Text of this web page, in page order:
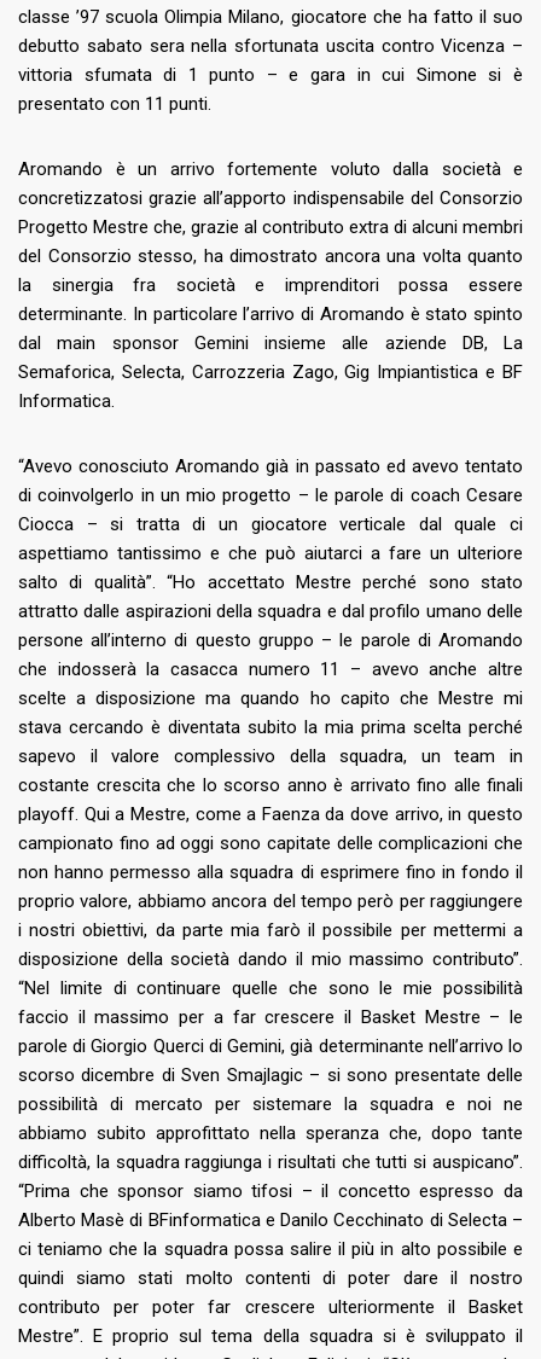
classe ’97 scuola Olimpia Milano, giocatore che ha fatto il suo
debutto sabato sera nella sfortunata uscita contro Vicenza –
vittoria sfumata di 1 punto – e gara in cui Simone si è
presentato con 11 punti.
Aromando è un arrivo fortemente voluto dalla società e
concretizzatosi grazie all’apporto indispensabile del Consorzio
Progetto Mestre che, grazie al contributo extra di alcuni membri
del Consorzio stesso, ha dimostrato ancora una volta quanto
la sinergia fra società e imprenditori possa essere
determinante. In particolare l’arrivo di Aromando è stato spinto
dal main sponsor Gemini insieme alle aziende DB, La
Semaforica, Selecta, Carrozzeria Zago, Gig Impiantistica e BF
Informatica.
“Avevo conosciuto Aromando già in passato ed avevo tentato
di coinvolgerlo in un mio progetto – le parole di coach Cesare
Ciocca – si tratta di un giocatore verticale dal quale ci
aspettiamo tantissimo e che può aiutarci a fare un ulteriore
salto di qualità”. “Ho accettato Mestre perché sono stato
attratto dalle aspirazioni della squadra e dal profilo umano delle
persone all’interno di questo gruppo – le parole di Aromando
che indosserà la casacca numero 11 – avevo anche altre
scelte a disposizione ma quando ho capito che Mestre mi
stava cercando è diventata subito la mia prima scelta perché
sapevo il valore complessivo della squadra, un team in
costante crescita che lo scorso anno è arrivato fino alle finali
playoff. Qui a Mestre, come a Faenza da dove arrivo, in questo
campionato fino ad oggi sono capitate delle complicazioni che
non hanno permesso alla squadra di esprimere fino in fondo il
proprio valore, abbiamo ancora del tempo però per raggiungere
i nostri obiettivi, da parte mia farò il possibile per mettermi a
disposizione della società dando il mio massimo contributo”.
“Nel limite di continuare quelle che sono le mie possibilità
faccio il massimo per a far crescere il Basket Mestre – le
parole di Giorgio Querci di Gemini, già determinante nell’arrivo lo
scorso dicembre di Sven Smajlagic – si sono presentate delle
possibilità di mercato per sistemare la squadra e noi ne
abbiamo subito approfittato nella speranza che, dopo tante
difficoltà, la squadra raggiunga i risultati che tutti si auspicano”.
“Prima che sponsor siamo tifosi – il concetto espresso da
Alberto Masè di BFinformatica e Danilo Cecchinato di Selecta –
ci teniamo che la squadra possa salire il più in alto possibile e
quindi siamo stati molto contenti di poter dare il nostro
contributo per poter far crescere ulteriormente il Basket
Mestre”. E proprio sul tema della squadra si è sviluppato il